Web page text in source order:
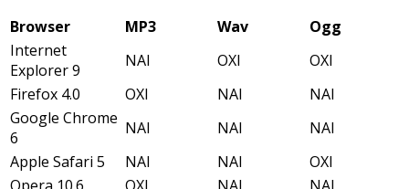
Browser
MP3 Wav
Ogg
Internet
Explorer 9
ΝΑΙ ΟΧΙ
ΟΧΙ
Firefox 4.0
ΟΧΙ ΝΑΙ
ΝΑΙ
Google Chrome
6
ΝΑΙ ΝΑΙ
ΝΑΙ
Apple Safari 5
ΝΑΙ ΝΑΙ
ΟΧΙ